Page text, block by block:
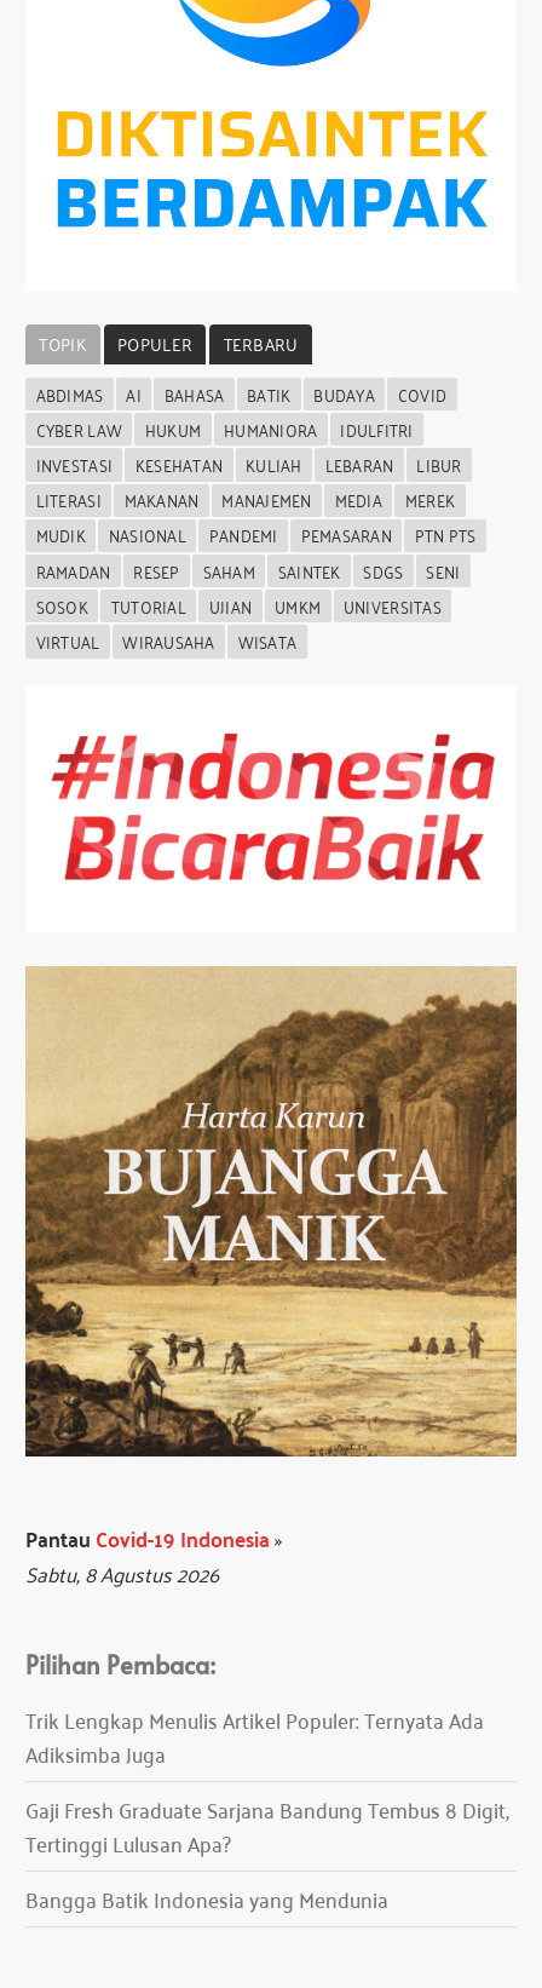
TOPIK POPULER
TERBARU
ABDIMAS
AI BAHASA BATIK BUDAYA
COVID
CYBER LAW
HUKUM HUMANIORA
IDULFITRI
INVESTASI
KESEHATAN KULIAH LEBARAN
LIBUR
LITERASI
MAKANAN MANAJEMEN MEDIA
MEREK
MUDIK
NASIONAL PANDEMI PEMASARAN
PTN PTS
RAMADAN
RESEP SAHAM SAINTEK SDGS
SENI
SOSOK
TUTORIAL UJIAN UMKM
UNIVERSITAS
VIRTUAL
WIRAUSAHA WISATA
PantauCovid-19 Indonesia»
Sabtu, 8 Agustus 2026
Pilihan Pembaca:
Trik Lengkap Menulis Artikel Populer: Ternyata Ada
Adiksimba Juga
Gaji Fresh Graduate Sarjana Bandung Tembus 8 Digit,
Tertinggi Lulusan Apa?
Bangga Batik Indonesia yang Mendunia